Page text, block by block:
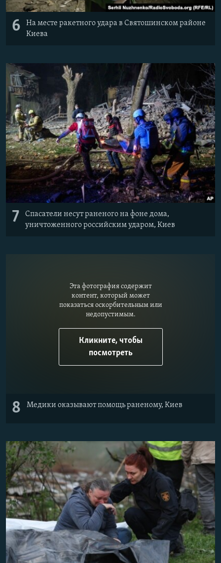
6
На месте ракетного удара в Святошинском районе
Киева
7
Спасатели несут раненого на фоне дома,
уничтоженного российским ударом, Киев
Эта фотография содержит
контент, который может
показаться оскорбительным или
недопустимым.
Кликните, чтобы
посмотреть
8 Медики оказывают помощь раненому, Киев